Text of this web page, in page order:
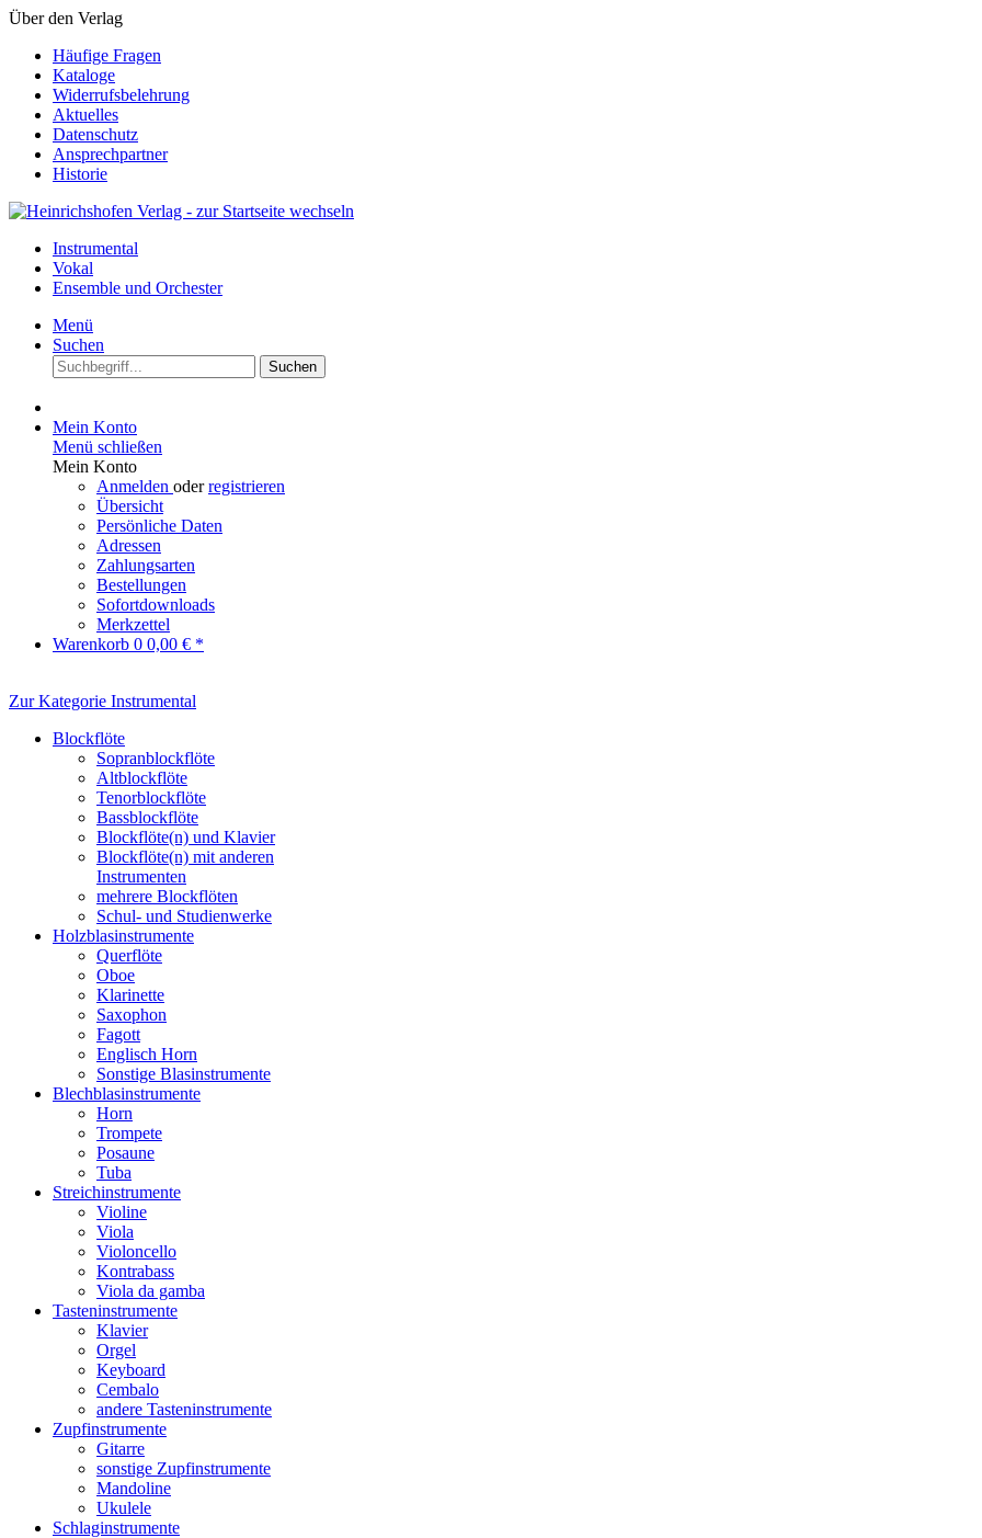
Über den Verlag
Häufige Fragen
Kataloge
Widerrufsbelehrung
Aktuelles
Datenschutz
Ansprechpartner
Historie
Instrumental
Vokal
Ensemble und Orchester
Menü
Suchen
Suchen
Mein Konto
Menü schließen
Mein Konto
Anmelden oderregistrieren
Übersicht
Persönliche Daten
Adressen
Zahlungsarten
Bestellungen
Sofortdownloads
Merkzettel
Warenkorb 0 0,00 € *
Zur Kategorie Instrumental
Blockflöte
Sopranblockflöte
Altblockflöte
Tenorblockflöte
Bassblockflöte
Blockflöte(n) und Klavier
Blockflöte(n) mit anderen
Instrumenten
mehrere Blockflöten
Schul- und Studienwerke
Holzblasinstrumente
Querflöte
Oboe
Klarinette
Saxophon
Fagott
Englisch Horn
Sonstige Blasinstrumente
Blechblasinstrumente
Horn
Trompete
Posaune
Tuba
Streichinstrumente
Violine
Viola
Violoncello
Kontrabass
Viola da gamba
Tasteninstrumente
Klavier
Orgel
Keyboard
Cembalo
andere Tasteninstrumente
Zupfinstrumente
Gitarre
sonstige Zupfinstrumente
Mandoline
Ukulele
Schlaginstrumente